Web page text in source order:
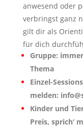
anwesend oder
verbringst ganz
gilt dir als
für dich
Gruppe:
Thema
Einzel-
melden:
Kinder und
Preis, sprich‘